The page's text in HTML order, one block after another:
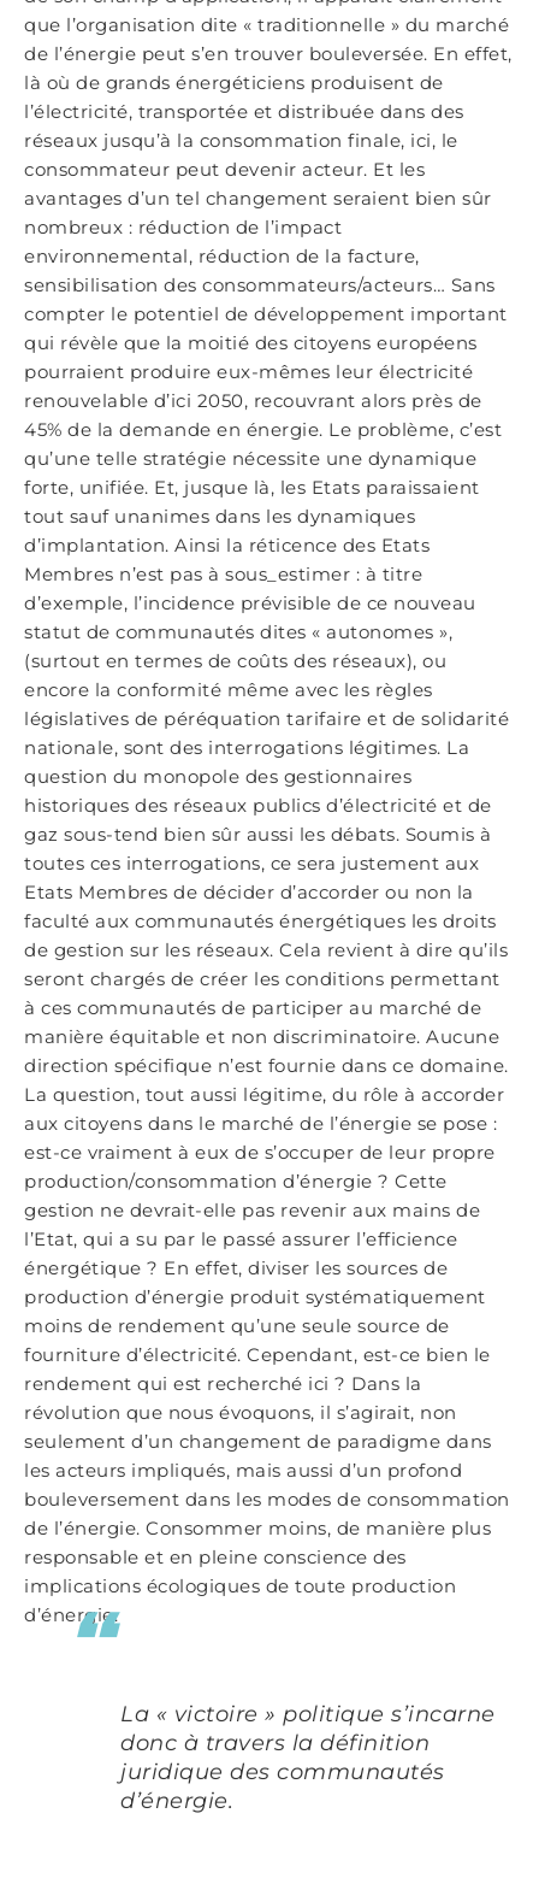
que l’organisation dite « traditionnelle » du marché
de l’énergie peut s’en trouver bouleversée. En effet,
là où de grands énergéticiens produisent de
l’électricité, transportée et distribuée dans des
réseaux jusqu’à la consommation finale, ici, le
consommateur peut devenir acteur. Et les
avantages d’un tel changement seraient bien sûr
nombreux : réduction de l’impact
environnemental, réduction de la facture,
sensibilisation des consommateurs/acteurs… Sans
compter le potentiel de développement important
qui révèle que la moitié des citoyens européens
pourraient produire eux-mêmes leur électricité
renouvelable d’ici 2050, recouvrant alors près de
45% de la demande en énergie. Le problème, c’est
qu’une telle stratégie nécessite une dynamique
forte, unifiée. Et, jusque là, les Etats paraissaient
tout sauf unanimes dans les dynamiques
d’implantation. Ainsi la réticence des Etats
Membres n’est pas à sous_estimer : à titre
d’exemple, l’incidence prévisible de ce nouveau
statut de communautés dites « autonomes »,
(surtout en termes de coûts des réseaux), ou
encore la conformité même avec les règles
législatives de péréquation tarifaire et de solidarité
nationale, sont des interrogations légitimes. La
question du monopole des gestionnaires
historiques des réseaux publics d’électricité et de
gaz sous-tend bien sûr aussi les débats. Soumis à
toutes ces interrogations, ce sera justement aux
Etats Membres de décider d’accorder ou non la
faculté aux communautés énergétiques les droits
de gestion sur les réseaux. Cela revient à dire qu’ils
seront chargés de créer les conditions permettant
à ces communautés de participer au marché de
manière équitable et non discriminatoire. Aucune
direction spécifique n’est fournie dans ce domaine.
La question, tout aussi légitime, du rôle à accorder
aux citoyens dans le marché de l’énergie se pose :
est-ce vraiment à eux de s’occuper de leur propre
production/consommation d’énergie ? Cette
gestion ne devrait-elle pas revenir aux mains de
l’Etat, qui a su par le passé assurer l’efficience
énergétique ? En effet, diviser les sources de
production d’énergie produit systématiquement
moins de rendement qu’une seule source de
fourniture d’électricité. Cependant, est-ce bien le
rendement qui est recherché ici ? Dans la
révolution que nous évoquons, il s’agirait, non
seulement d’un changement de paradigme dans
les acteurs impliqués, mais aussi d’un profond
bouleversement dans les modes de consommation
de l’énergie. Consommer moins, de manière plus
responsable et en pleine conscience des
implications écologiques de toute production
d’énergie.
La « victoire » politique s’incarne
donc à travers la définition
juridique des communautés
d’énergie.